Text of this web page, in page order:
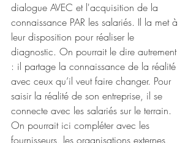
dialogue AVEC et l'acquisition de la
connaissance PAR les salariés. Il la met à
leur disposition pour réaliser le
diagnostic. On pourrait le dire autrement
: il partage la connaissance de la réalité
avec ceux qu’il veut faire changer. Pour
saisir la réalité de son entreprise, il se
connecte avec les salariés sur le terrain.
On pourrait ici compléter avec les
fournisseurs, les organisations externes,